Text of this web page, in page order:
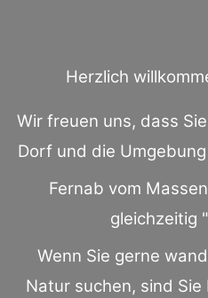
Herzlich
Wir freuen uns, dass
Dorf und die
Fernab vom
gleichzeitig
Wenn Sie gerne
Natur suchen, sind